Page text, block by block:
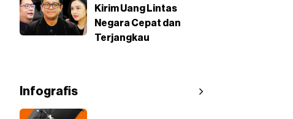
Kirim Uang Lintas
Negara Cepat dan
Terjangkau
Infografis